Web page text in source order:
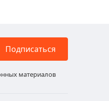
Подписаться
материалов